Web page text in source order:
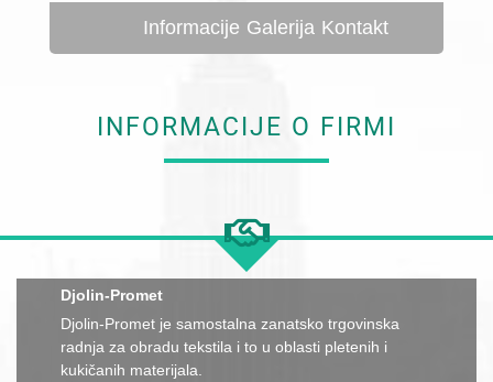
Informacije Galerija Kontakt
INFORMACIJE O FIRMI
Djolin-Promet
Djolin-Promet je samostalna zanatsko trgovinska
radnja za obradu tekstila i to u oblasti pletenih i
kukičanih materijala.